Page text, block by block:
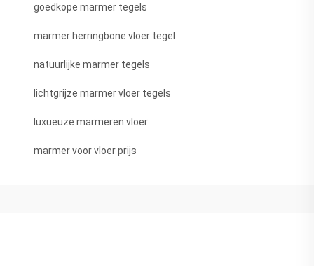
goedkope marmer tegels
marmer herringbone vloer tegel
natuurlijke marmer tegels
lichtgrijze marmer vloer tegels
luxueuze marmeren vloer
marmer voor vloer prijs